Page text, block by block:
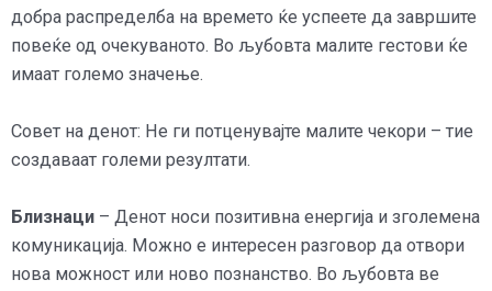
добра распределба на времето ќе успеете да завршите
повеќе од очекуваното. Во љубовта малите гестови ќе
имаат големо значење.
Совет на денот: Не ги потценувајте малите чекори – тие
создаваат големи резултати.
Близнаци – Денот носи позитивна енергија и зголемена
комуникација. Можно е интересен разговор да отвори
нова можност или ново познанство. Во љубовта ве